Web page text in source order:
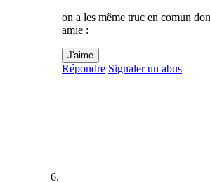
on a les même truc en comun
amie :
J'aime
Répondre Signaler un abus